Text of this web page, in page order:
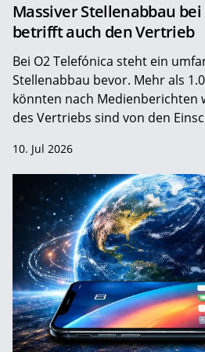
Massiver Stellenabbau bei
betrifft auch den Vertrieb
Bei O2 Telefónica steht ein
Stellenabbau bevor. Mehr als
könnten nach Medienberichten
des Vertriebs sind von den
10. Jul 2026